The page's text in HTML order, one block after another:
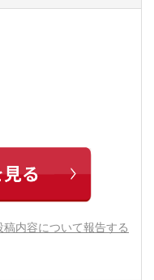
稿内容について報告する